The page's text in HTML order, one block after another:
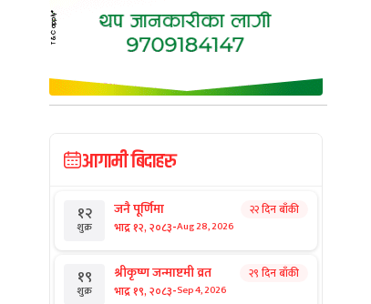
आगामी बिदाहरु
१२
शुक्र
जनै पूर्णिमा
भाद्र १२, २०८३-Aug 28, 2026
२२ दिन बाँकी
१९
शुक्र
श्रीकृष्ण जन्माष्टमी व्रत
भाद्र १९, २०८३-Sep 4, 2026
२९ दिन बाँकी